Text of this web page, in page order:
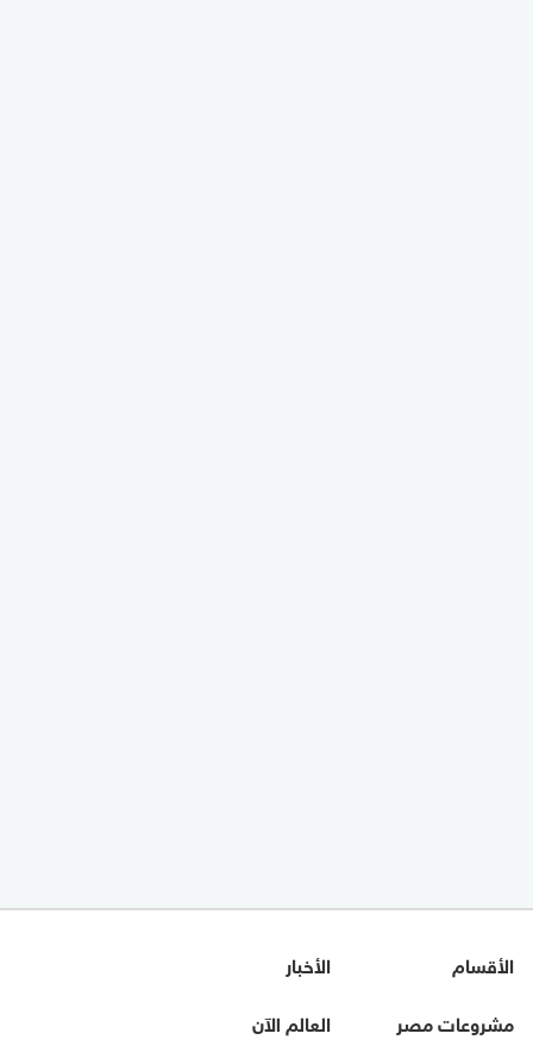
الأقسام
الأخبار
مشروعات مصر
العالم الآن